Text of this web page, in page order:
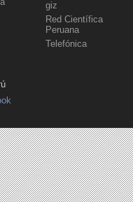
giz
Red Científica
Peruana
Telefónica